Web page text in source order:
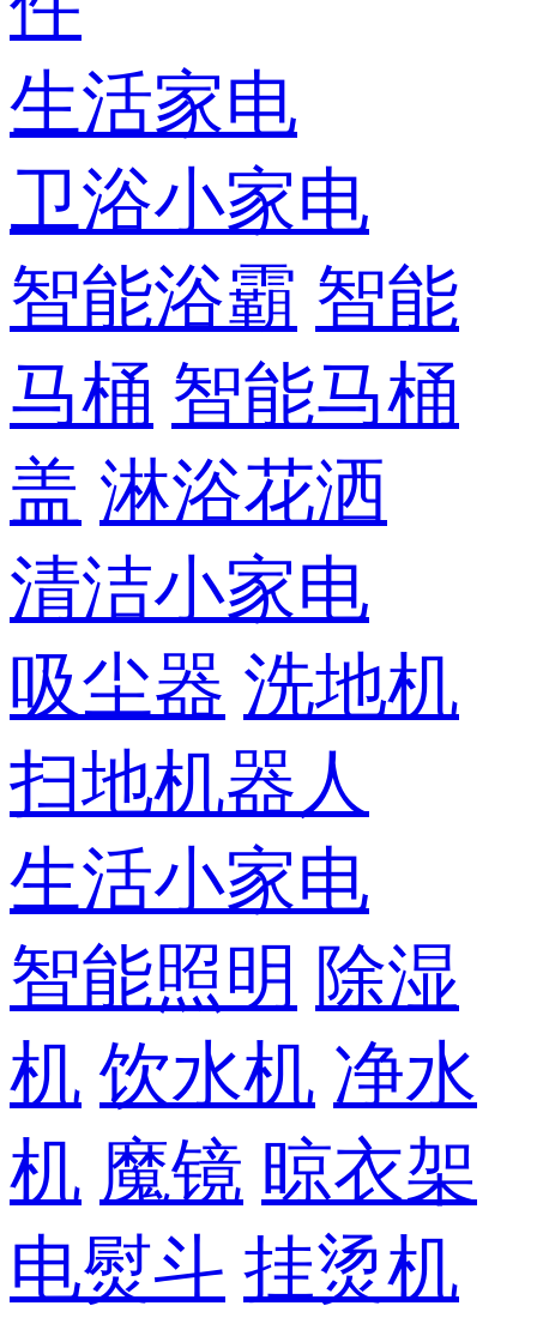
生活家电
卫浴小家电
智能浴霸 智能
马桶 智能马桶
盖 淋浴花洒
清洁小家电
吸尘器 洗地机
扫地机器人
生活小家电
智能照明 除湿
机 饮水机 净水
机 魔镜 晾衣架
电熨斗 挂烫机